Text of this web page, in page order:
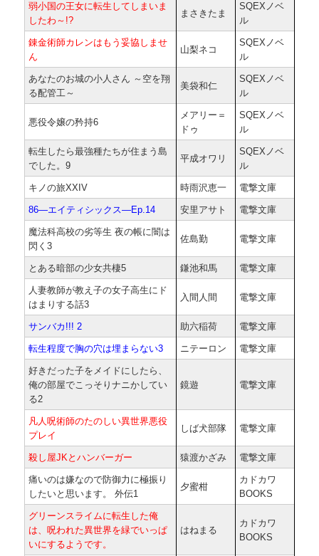
弱小国の王女に転生してしまいま
したわ～!?
まさきたま
SQEXノベ
ル
錬金術師カレンはもう妥協しませ
ん
山梨ネコ
SQEXノベ
ル
あなたのお城の小人さん ～空を翔
る配管工～
美袋和仁
SQEXノベ
ル
悪役令嬢の矜持6
メアリー＝
ドゥ
SQEXノベ
ル
転生したら最強種たちが住まう島
でした。9
平成オワリ
SQEXノベ
ル
キノの旅XXIV 時雨沢恵一 電撃文庫
86―エイティシックス―Ep.14 安里アサト 電撃文庫
魔法科高校の劣等生 夜の帳に闇は
閃く3
佐島勤 電撃文庫
とある暗部の少女共棲5 鎌池和馬 電撃文庫
人妻教師が教え子の女子高生にド
はまりする話3
入間人間 電撃文庫
サンバカ!!! 2 助六稲荷 電撃文庫
転生程度で胸の穴は埋まらない3 ニテーロン 電撃文庫
好きだった子をメイドにしたら、
俺の部屋でこっそりナニかしてい
る2
鏡遊 電撃文庫
凡人呪術師のたのしい異世界悪役
プレイ
しば犬部隊 電撃文庫
殺し屋JKとハンバーガー 猿渡かざみ 電撃文庫
痛いのは嫌なので防御力に極振り
したいと思います。 外伝1
夕蜜柑
カドカワ
BOOKS
グリーンスライムに転生した俺
は、呪われた異世界を緑でいっぱ
いにするようです。
はねまる
カドカワ
BOOKS